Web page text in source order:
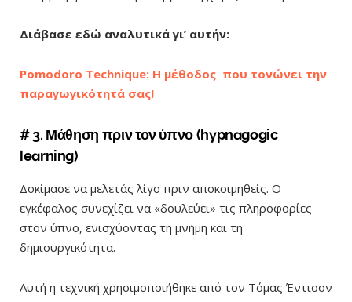
Διάβασε εδώ αναλυτικά γι’ αυτήν:
Pomodoro Technique: Η μέθοδος που τονώνει την
παραγωγικότητά σας!
# 3. Μάθηση πριν τον ύπνο (hypnagogic
learning)
Δοκίμασε να μελετάς λίγο πριν αποκοιμηθείς. Ο
εγκέφαλος συνεχίζει να «δουλεύει» τις πληροφορίες
στον ύπνο, ενισχύοντας τη μνήμη και τη
δημιουργικότητα.
Αυτή η τεχνική χρησιμοποιήθηκε από τον Τόμας Έντισον